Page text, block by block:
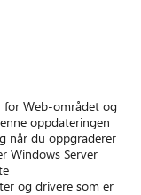
for Web-området og
oppdateringen
når du oppgraderer
Windows Server
og drivere som er